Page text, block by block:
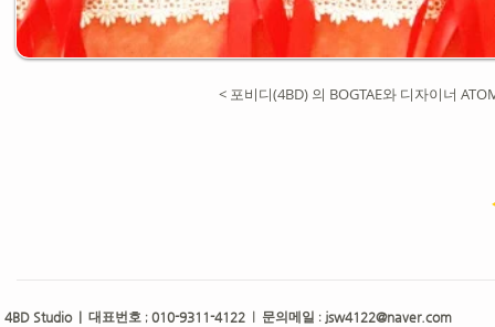
< 포비디(4BD) 의 BOGTAE와 디자이너
4BD Studio | 대표번호 ; 010-9311-4122 | 문의메일 : jsw4122@naver.com